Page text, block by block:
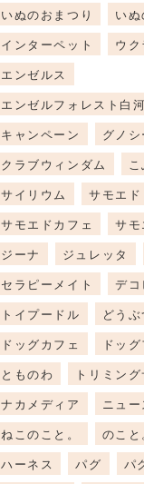
いぬのおまつり
いぬ
インターペット
ウ
エンゼルス
エンゼルフォレスト白
キャンペーン
グノシ
クラブウィンダム
サイリウム
サモエド
サモエドカフェ
サ
ジーナ
ジュレッタ
セラピーメイト
デコ
トイプードル
どうぶ
ドッグカフェ
ドッ
とものわ
トリミン
ナカメディア
ニュ
ねこのこと。
のこ
ハーネス
パグ
パ